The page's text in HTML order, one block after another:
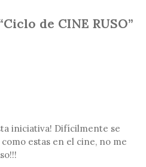
de CINE RUSO”
iniciativa! Difícilmente se
estas en el cine, no me